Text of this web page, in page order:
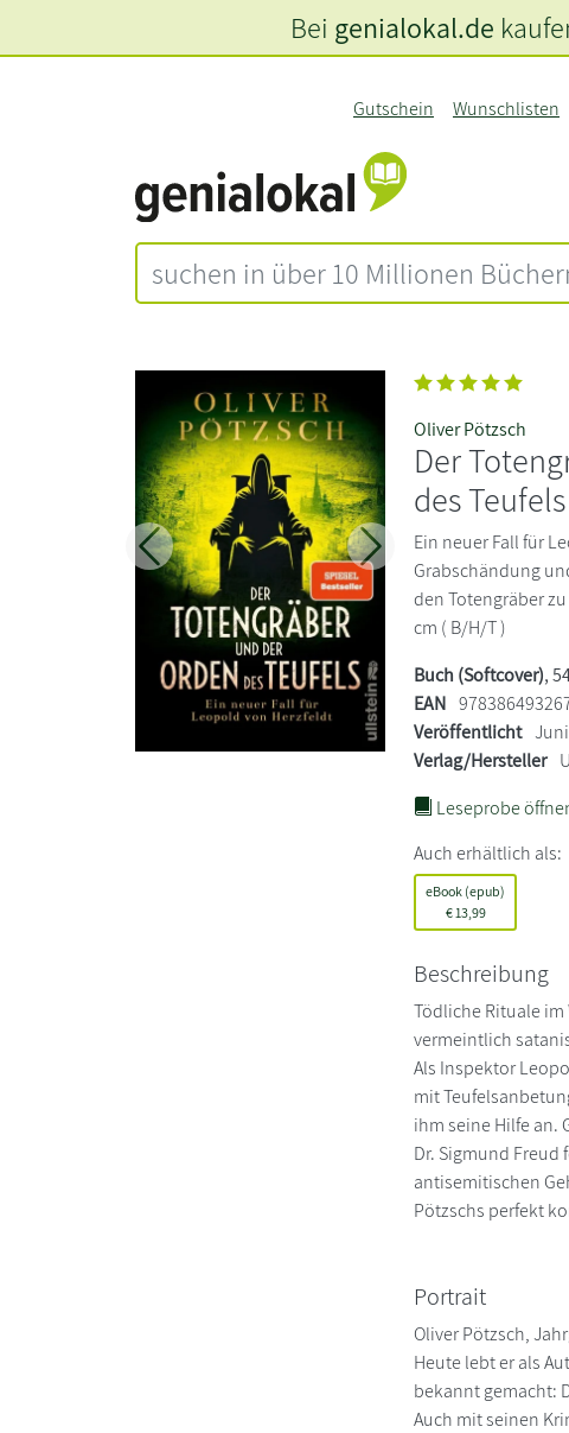
Gutschein Wunschlisten
Bei genialokal.de
Zurück Weiter
Oliver Pötzsch
Der
des Teufels
Ein neuer Fall für
Grabschändung
den Totengräber
cm ( B/H/T )
Buch (Softcover),
EAN
Veröffentlicht
Verlag/Hersteller
Leseprobe
Auch erhältlich als:
eBook (epub)
€13,99
Beschreibung
Tödliche Rituale
vermeintlich
Als Inspektor
mit
ihm seine Hilfe an.
Dr. Sigmund
antisemitischen
Pötzschs perfekt
Portrait
Oliver Pötzsch,
Heute lebt er als
bekannt gemacht:
Auch mit seinen